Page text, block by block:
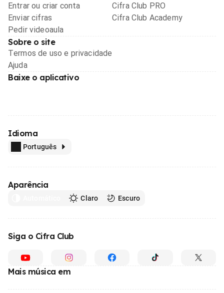
Entrar ou criar conta
Enviar cifras
Pedir videoaula
Cifra Club PRO
Cifra Club Academy
Sobre o site
Termos de uso e privacidade
Ajuda
Baixe o aplicativo
Idioma
Português
Aparência
Claro Escuro
Siga o Cifra Club
Mais música em